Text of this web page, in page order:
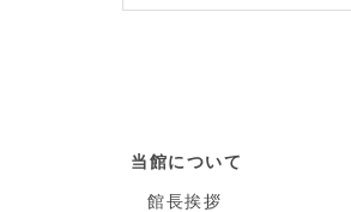
当館について
館長挨拶